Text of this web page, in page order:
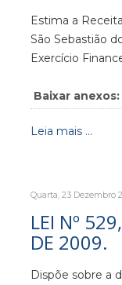
Estima a
São Sebastião
Exercício
Baixar anexos:
Leia mais ...
Quarta, 23 Dezembro
LEI Nº
DE 2009.
Dispõe sobre a